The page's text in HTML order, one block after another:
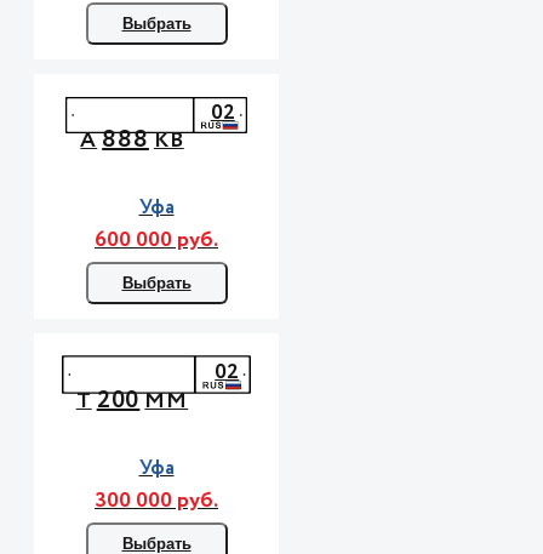
Выбрать
А888КВ
02
Уфа
600 000 руб.
Выбрать
Т200ММ
02
Уфа
300 000 руб.
Выбрать